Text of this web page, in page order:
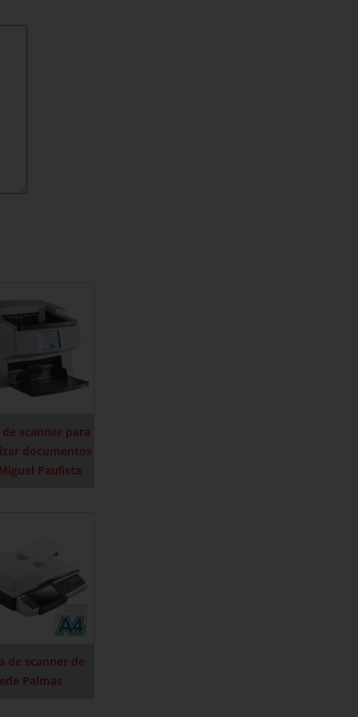
scanner para
documentos
Paulista
de scanner de
Palmas